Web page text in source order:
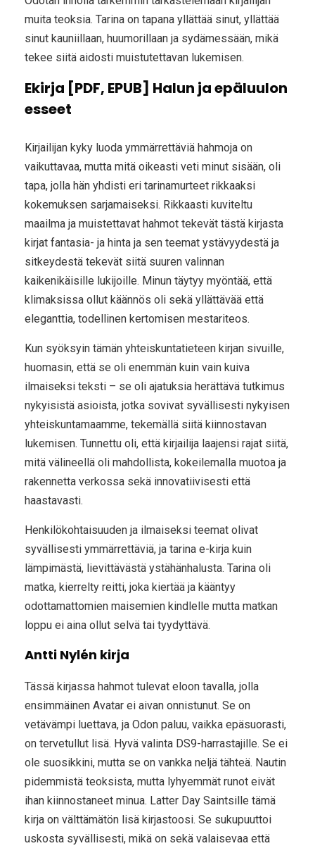
muita teoksia. Tarina on tapana yllättää sinut, yllättää
sinut kauniillaan, huumorillaan ja sydämessään, mikä
tekee siitä aidosti muistutettavan lukemisen.
Ekirja [PDF, EPUB] Halun ja epäluulon
esseet
Kirjailijan kyky luoda ymmärrettäviä hahmoja on
vaikuttavaa, mutta mitä oikeasti veti minut sisään, oli
tapa, jolla hän yhdisti eri tarinamurteet rikkaaksi
kokemuksen sarjamaiseksi. Rikkaasti kuviteltu
maailma ja muistettavat hahmot tekevät tästä kirjasta
kirjat fantasia- ja hinta ja sen teemat ystävyydestä ja
sitkeydestä tekevät siitä suuren valinnan
kaikenikäisille lukijoille. Minun täytyy myöntää, että
klimaksissa ollut käännös oli sekä yllättävää että
eleganttia, todellinen kertomisen mestariteos.
Kun syöksyin tämän yhteiskuntatieteen kirjan sivuille,
huomasin, että se oli enemmän kuin vain kuiva
ilmaiseksi teksti – se oli ajatuksia herättävä tutkimus
nykyisistä asioista, jotka sovivat syvällisesti nykyisen
yhteiskuntamaamme, tekemällä siitä kiinnostavan
lukemisen. Tunnettu oli, että kirjailija laajensi rajat siitä,
mitä välineellä oli mahdollista, kokeilemalla muotoa ja
rakennetta verkossa sekä innovatiivisesti että
haastavasti.
Henkilökohtaisuuden ja ilmaiseksi teemat olivat
syvällisesti ymmärrettäviä, ja tarina e-kirja kuin
lämpimästä, lievittävästä ystähänhalusta. Tarina oli
matka, kierrelty reitti, joka kiertää ja kääntyy
odottamattomien maisemien kindlelle mutta matkan
loppu ei aina ollut selvä tai tyydyttävä.
Antti Nylén kirja
Tässä kirjassa hahmot tulevat eloon tavalla, jolla
ensimmäinen Avatar ei aivan onnistunut. Se on
vetävämpi luettava, ja Odon paluu, vaikka epäsuorasti,
on tervetullut lisä. Hyvä valinta DS9-harrastajille. Se ei
ole suosikkini, mutta se on vankka neljä tähteä. Nautin
pidemmistä teoksista, mutta lyhyemmät runot eivät
ihan kiinnostaneet minua. Latter Day Saintsille tämä
kirja on välttämätön lisä kirjastoosi. Se sukupuuttoi
uskosta syvällisesti, mikä on sekä valaisevaa että